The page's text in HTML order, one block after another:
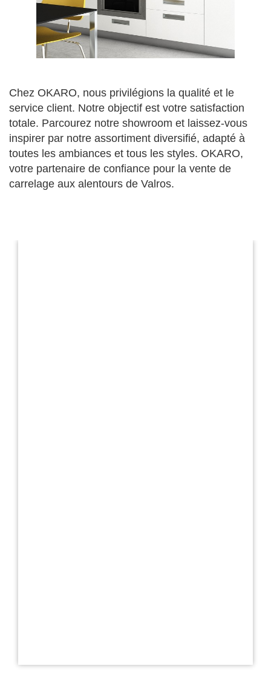
Chez OKARO, nous privilégions la qualité et le
service client. Notre objectif est votre satisfaction
totale. Parcourez notre showroom et laissez-vous
inspirer par notre assortiment diversifié, adapté à
toutes les ambiances et tous les styles. OKARO,
votre partenaire de confiance pour la vente de
carrelage aux alentours de Valros.